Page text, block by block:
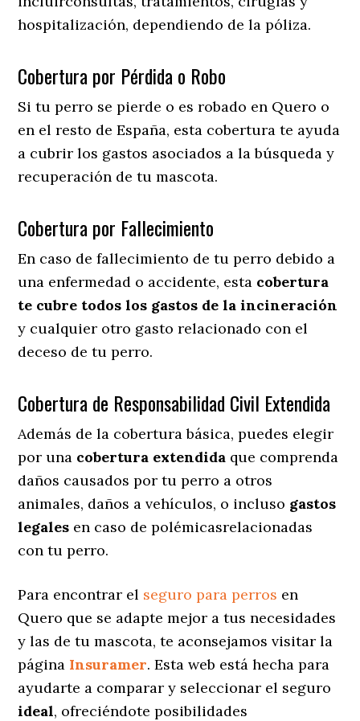
hospitalización, dependiendo de la póliza.
Cobertura por Pérdida o Robo
Si tu perro se pierde o es robado en Quero o
en el resto de España, esta cobertura te ayuda
a cubrir los gastos asociados a la búsqueda y
recuperación de tu mascota.
Cobertura por Fallecimiento
En caso de fallecimiento de tu perro debido a
una enfermedad o accidente, esta cobertura
te cubre todos los gastos de la incineración
y cualquier otro gasto relacionado con el
deceso de tu perro.
Cobertura de Responsabilidad Civil Extendida
Además de la cobertura básica, puedes elegir
por una cobertura extendida que comprenda
daños causados por tu perro a otros
animales, daños a vehículos, o incluso gastos
legales en caso de polémicasrelacionadas
con tu perro.
Para encontrar el seguro para perros en
Quero que se adapte mejor a tus necesidades
y las de tu mascota, te aconsejamos visitar la
página Insuramer. Esta web está hecha para
ayudarte a comparar y seleccionar el seguro
ideal, ofreciéndote posibilidades